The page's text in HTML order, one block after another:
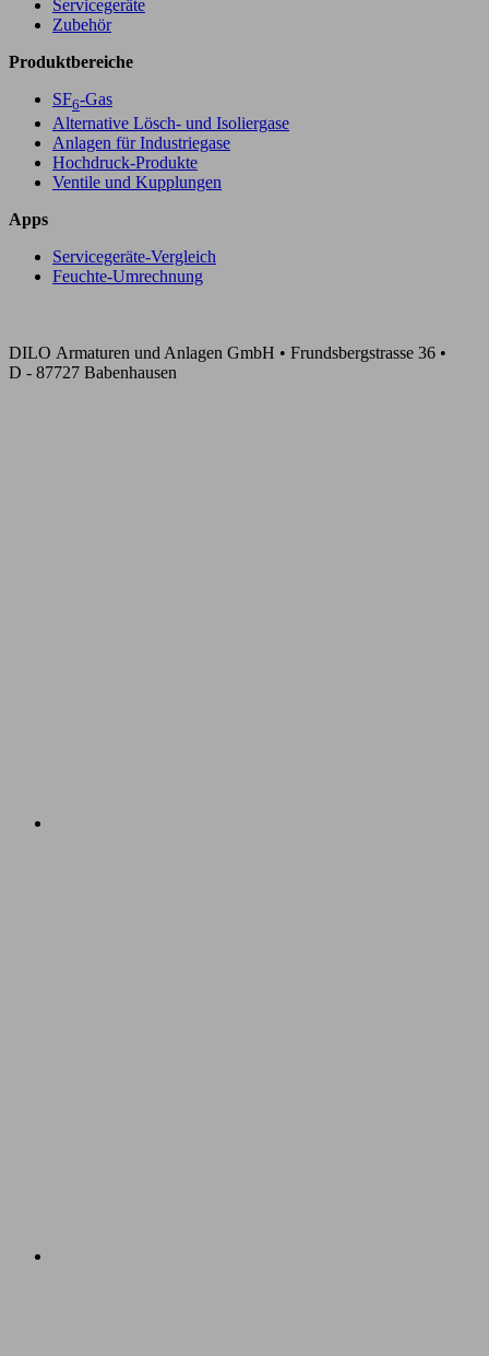
Servicegeräte
Zubehör
Produktbereiche
SF6-Gas
Alternative Lösch- und Isoliergase
Anlagen für Industriegase
Hochdruck-Produkte
Ventile und Kupplungen
Apps
Servicegeräte-Vergleich
Feuchte-Umrechnung
DILO Armaturen und Anlagen GmbH • Frundsbergstrasse 36 •
D - 87727 Babenhausen